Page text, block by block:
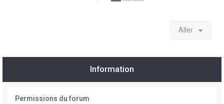
Aller
Information
Permissions du forum